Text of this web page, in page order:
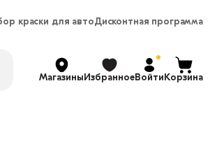
краски для автоДисконтная программа
МагазиныИзбранноеВойтиКорзина